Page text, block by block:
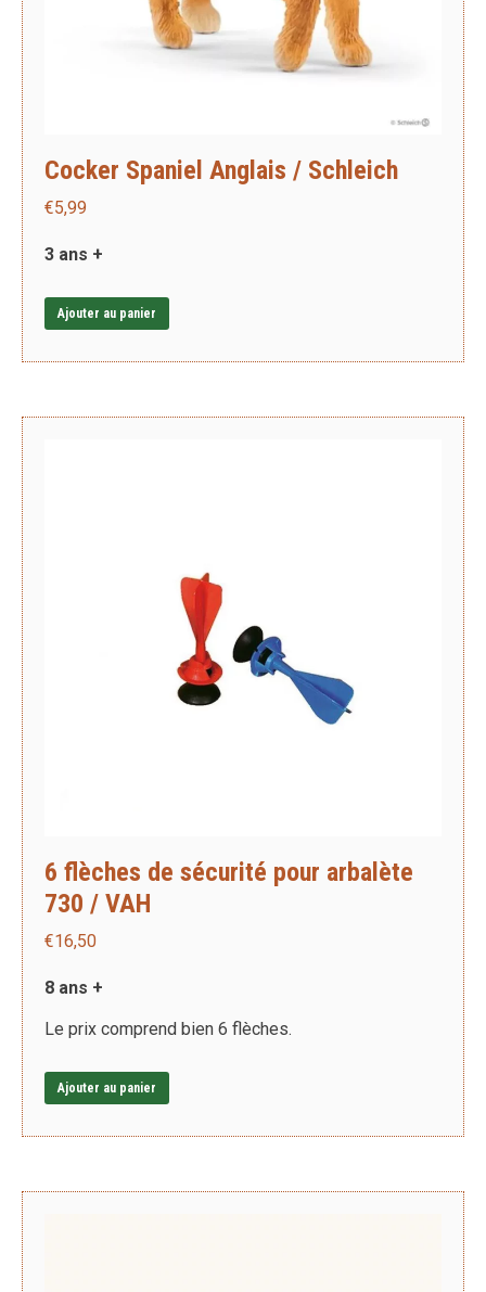
Cocker Spaniel Anglais / Schleich
€5,99
3 ans +
Ajouter au panier
6 flèches de sécurité pour arbalète
730 / VAH
€16,50
8 ans +
Le prix comprend bien 6 flèches.
Ajouter au panier